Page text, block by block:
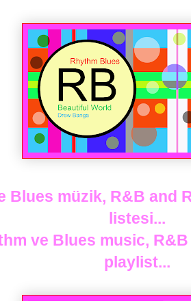
Blues müzik, R&B and
listesi...
ve Blues music,
playlist...